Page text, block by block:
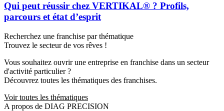
Qui peut réussir chez VERTIKAL® ? Profils,
parcours et état d’esprit
Recherchez une franchise par thématique
Trouvez le secteur de vos rêves !
Vous souhaitez ouvrir une entreprise en franchise dans un secteur
d'activité particulier ?
Découvrez toutes les thématiques des franchises.
Voir toutes les thématiques
A propos de DIAG PRECISION